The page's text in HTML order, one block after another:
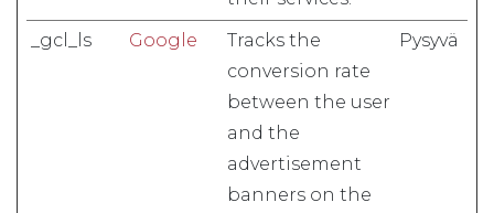
_gcl_ls Google
Tracks the
conversion rate
between the user
and the
advertisement
banners on the
Pysyvä